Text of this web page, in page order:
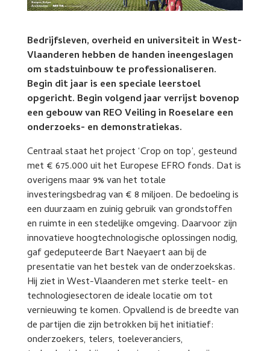
Bedrijfsleven, overheid en universiteit in West-
Vlaanderen hebben de handen ineengeslagen
om stadstuinbouw te professionaliseren.
Begin dit jaar is een speciale leerstoel
opgericht. Begin volgend jaar verrijst bovenop
een gebouw van REO Veiling in Roeselare een
onderzoeks- en demonstratiekas.
Centraal staat het project ‘Crop on top’, gesteund
met € 675.000 uit het Europese EFRO fonds. Dat is
overigens maar 9% van het totale
investeringsbedrag van € 8 miljoen. De bedoeling is
een duurzaam en zuinig gebruik van grondstoffen
en ruimte in een stedelijke omgeving. Daarvoor zijn
innovatieve hoogtechnologische oplossingen nodig,
gaf gedeputeerde Bart Naeyaert aan bij de
presentatie van het bestek van de onderzoekskas.
Hij ziet in West-Vlaanderen met sterke teelt- en
technologiesectoren de ideale locatie om tot
vernieuwing te komen. Opvallend is de breedte van
de partijen die zijn betrokken bij het initiatief:
onderzoekers, telers, toeleveranciers,